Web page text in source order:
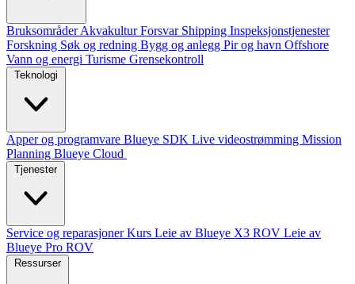
BruksområderAkvakulturForsvar Shipping Inspeksjonstjenester
Forskning Søk og redning Bygg og anlegg Pir og havn Offshore
Vann og energi Turisme Grensekontroll
Teknologi
Apper og programvare Blueye SDK Live videostrømming Mission
Planning Blueye Cloud
Tjenester
Service og reparasjonerKurs Leie av Blueye X3 ROV Leie av
Blueye Pro ROV
Ressurser